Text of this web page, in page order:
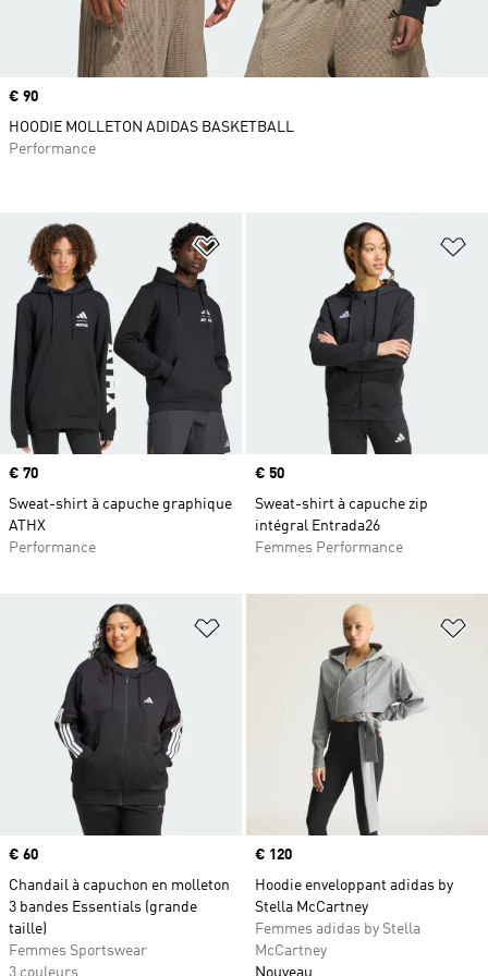
Ajouter à la Liste de produits
Prix
€ 70
Sweat-shirt à capuche graphique
ATHX
Performance
Prix
€ 50
Sweat-shirt à capuche zip
intégral Entrada26
Femmes Performance
Ajouter à la Liste de produits
Prix
€ 60
Chandail à capuchon en molleton
3 bandes Essentials (grande
taille)
Femmes Sportswear
3 couleurs
Prix
€ 120
Hoodie enveloppant adidas by
Stella McCartney
Femmes adidas by Stella
McCartney
Nouveau
Prix
€ 90
HOODIE MOLLETON ADIDAS BASKETBALL
Performance